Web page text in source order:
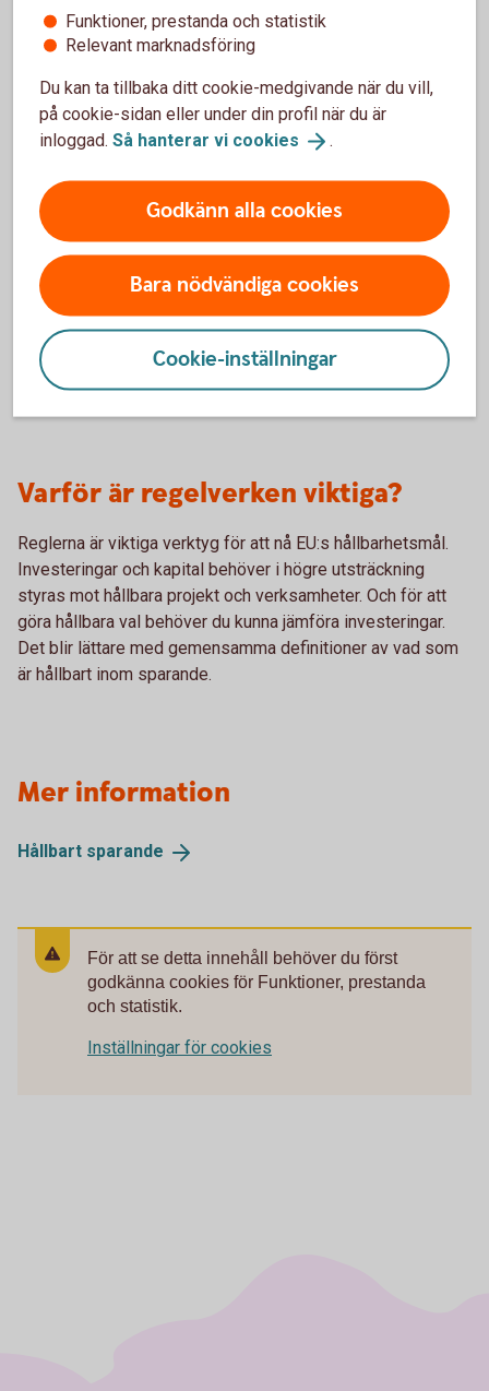
Så hänger regelverken ihop
Taxonomin sätter en standard för vad som är
SFDR påverkar hur fondbolag redovisar en fonds
miljöpåverkan och påverkan på sociala
MiFID / IDD ger dig bättre möjlighet att uttrycka
dina hållbarhetspreferenser så att vi kan ge dig
Varför är regelverken viktiga?
Reglerna är viktiga verktyg för att nå EU:s hållbarhetsmål.
Investeringar och kapital behöver i högre utsträckning
styras mot hållbara projekt och verksamheter. Och för att
göra hållbara val behöver du kunna jämföra investeringar.
Det blir lättare med gemensamma definitioner av vad som
är hållbart inom sparande.
Mer information
Hållbart sparande
För att se detta innehåll behöver du först
godkänna cookies för Funktioner, prestanda
och statistik.
Inställningar för cookies
Funktioner, prestanda och statistik
Relevant marknadsföring
Du kan ta tillbaka ditt cookie-medgivande när du vill,
på cookie-sidan eller under din profil när du är
inloggad. Så hanterar vi cookies .
Godkänn alla cookies
Bara nödvändiga cookies
Cookie-inställningar